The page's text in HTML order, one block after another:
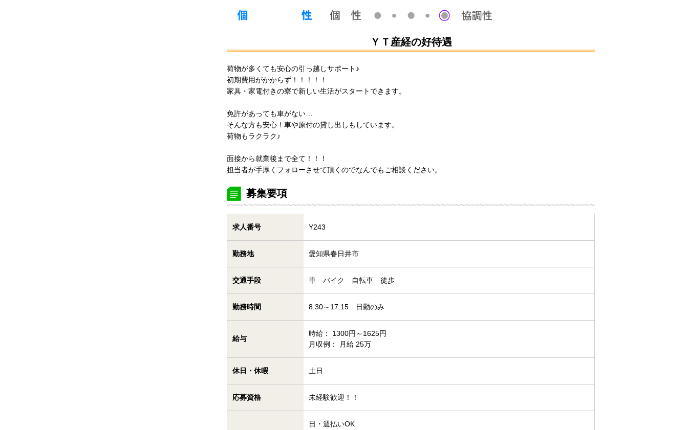
ＹＴ産経の好待遇
荷物が多くても安心の引っ越しサポート♪
初期費用がかからず！！！！！
家具・家電付きの寮で新しい生活がスタートできます。
免許があっても車がない…
そんな方も安心！車や原付の貸し出しもしています。
荷物もラクラク♪
面接から就業後まで全て！！！
担当者が手厚くフォローさせて頂くのでなんでもご相談ください。
募集要項
求人番号 Y243
勤務地 愛知県春日井市
交通手段 車 バイク 自転車 徒歩
勤務時間 8:30～17:15 日勤のみ
給与
時給： 1300円～1625円
月収例： 月給 25万
休日・休暇 土日
応募資格 未経験歓迎！！
日・週払いOK